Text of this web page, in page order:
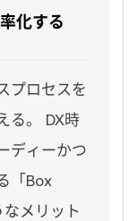
化する
プロセスを
る。 DX時
ディーかつ
「Box
メリット